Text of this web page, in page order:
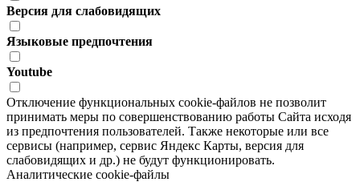
Версия для слабовидящих
Языковые предпочтения
Youtube
Отключение функциональных cookie-файлов не позволит
принимать меры по совершенствованию работы Сайта исходя
из предпочтения пользователей. Также некоторые или все
сервисы (например, сервис Яндекс Карты, версия для
слабовидящих и др.) не будут функционировать.
Аналитические cookie-файлы